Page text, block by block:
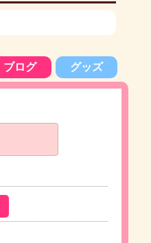
ブログ グッズ